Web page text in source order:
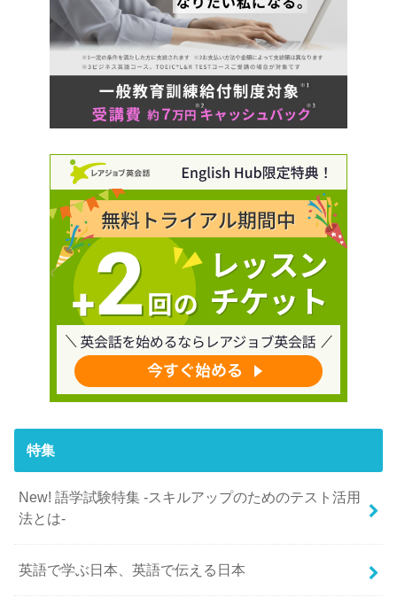
特集
New! 語学試験特集 -スキルアップのためのテスト活用
法とは-
英語で学ぶ日本、英語で伝える日本